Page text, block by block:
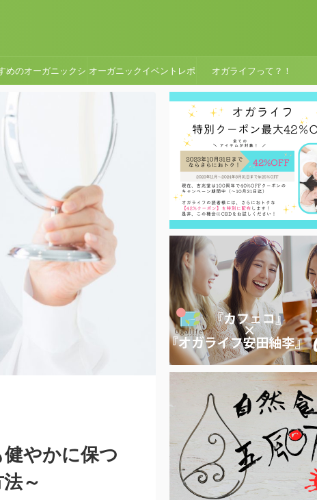
めのオーガニックシ
・スーパーマーケッ
フェ・自然食品店レ
ポート
オーガニックイベントレポ オガライフって？！
やかに保つ
～